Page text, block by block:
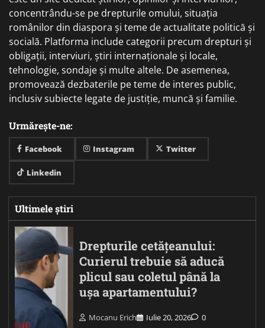
concentrându-se pe drepturile omului, situația
românilor din diaspora și teme de actualitate politică și
socială. Platforma include categorii precum drepturi și
obligații, interviuri, știri internaționale și locale,
tehnologie, sondaje și multe altele. De asemenea,
promovează dezbaterile pe teme de interes public,
inclusiv subiecte legate de justiție, muncă și familie.
Urmărește-ne:
Facebook Instagram Twitter
Linkedin
Ultimele știri
Drepturile cetățeanului:
Curierul trebuie să aducă
plicul sau coletul până la
ușa apartamentului?
Mocanu Erich Iulie 20, 2026 0